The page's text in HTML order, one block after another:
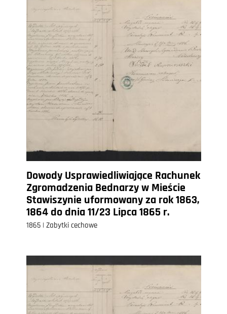
Dowody Usprawiedliwiające Rachunek
Zgromadzenia Bednarzy w Mieście
Stawiszynie uformowany za rok 1863,
1864 do dnia 11/23 Lipca 1865 r.
1865 | Zabytki cechowe